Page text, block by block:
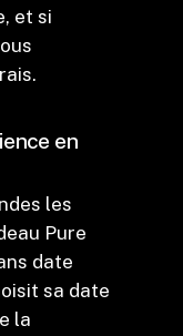
et si
en
les
Pure
date
sa date
la